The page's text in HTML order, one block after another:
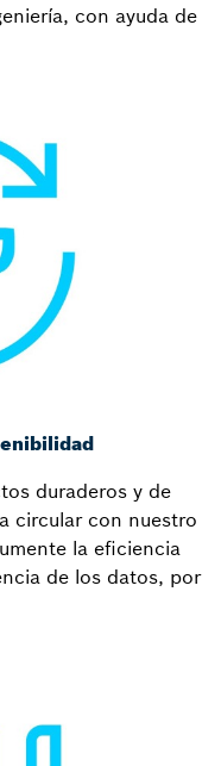
con ayuda de
duraderos y de
circular con nuestro
la eficiencia
de los datos, por